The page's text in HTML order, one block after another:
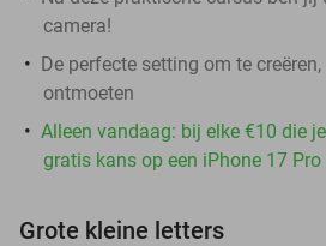
camera!
De perfecte setting om te
ontmoeten
Alleen vandaag: bij elke €10 die
gratis kans op een iPhone 17 Pro
Grote kleine letters